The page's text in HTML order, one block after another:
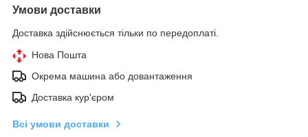
Умови доставки
Доставка здійснюється тільки по передоплаті.
Нова Пошта
Окрема машина або довантаження
Доставка кур'єром
Всі умови доставки